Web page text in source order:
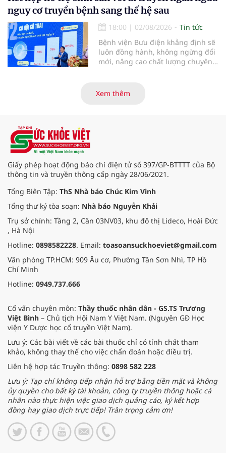
nguy cơ truyền bệnh sang thế hệ sau
18:00 | 02/08/2026
Tin tức
Bệnh viện Bưu điện khẳng định sẽ
luôn đồng hành, không ngừng đổi
mới, nâng cao chất lượng chuyên
thành “có thể”, giúp ngày càng
nhiều gia đình vô sinh, hiếm muộn
Xem thêm
Giấy phép hoạt động báo chí điện tử số 397/GP-BTTTT của Bộ
thông tin và truyền thông cấp ngày 28/06/2021.
Tổng Biên Tập: ThS Nhà báo Chúc Kim Vinh
Tổng thư ký tòa soạn: Nhà báo Nguyễn Khải
Trụ sở chính: Tầng 2, Căn 03NV03, khu đô thị Lideco, Hoài Đức
, Hà Nội
Hotline: 0898582228. Email: toasoansuckhoeviet@gmail.com
Văn phòng TP.HCM: 909 Âu cơ, Phường Tân Sơn Nhì, TP Hồ
Chí Minh
Hotline: 0949.737.666
Cố vấn chuyên môn: Thầy thuốc nhân dân - GS.TS Trương
Việt Bình – Chủ tịch Hội Nam Y Việt Nam. (Nguyên GĐ Học
viện Y Dược học cổ truyền Việt Nam).
Lưu ý: Các bài viết về các bài thuốc chỉ có tính chất tham
khảo, không thay thế cho việc chẩn đoán hoặc điều trị.
Liên hệ hợp tác Truyền thông: 0898 582 228
Lưu ý: Tạp chí không tiếp nhận hỗ trợ bằng tiền mặt và không
ủy quyền cho bất kỳ tài khoản, công ty truyền thông hoặc cá
nhân nào thực hiện việc giao dịch quảng cáo, ký kết hợp
đồng hay giao dịch trực tiếp! Trân trọng cảm ơn!